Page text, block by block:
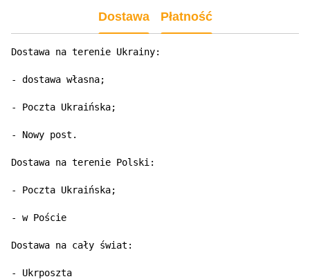
Dostawa Płatność
Dostawa na terenie Ukrainy:
- dostawa własna;
- Poczta Ukraińska;
- Nowy post.
Dostawa na terenie Polski:
- Poczta Ukraińska;
- w Poście
Dostawa na cały świat:
- Ukrposzta